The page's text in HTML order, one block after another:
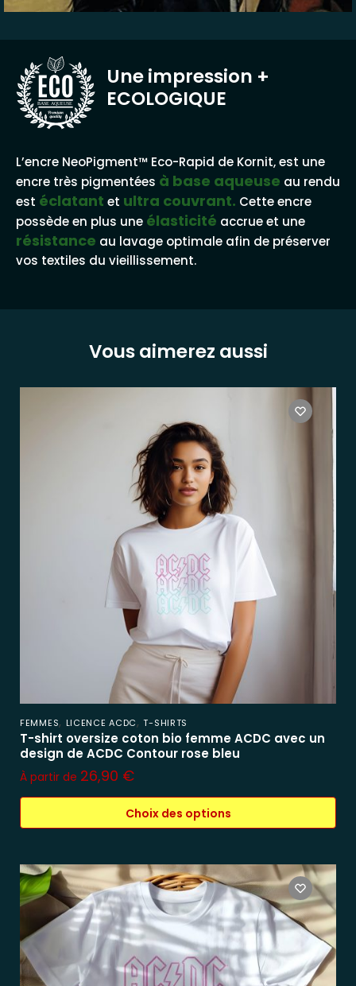
BASE AQUEUSE
Une impression +
ECOLOGIQUE
L’encre NeoPigment™ Eco-Rapid de Kornit, est une
encre très pigmentées à base aqueuse au rendu
est éclatant et ultra couvrant. Cette encre
possède en plus une élasticité accrue et une
résistance au lavage optimale afin de préserver
vos textiles du vieillissement.
Vous aimerez aussi
FEMMES, LICENCE ACDC,T-SHIRTS
T-shirt oversize coton bio femme ACDC avec un
design de ACDC Contour rose bleu
À partir de 26,90 €
Choix des options